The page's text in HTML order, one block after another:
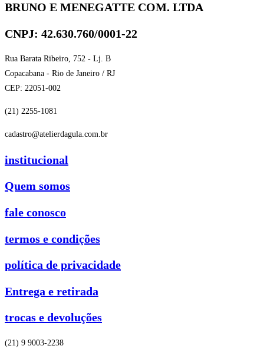
BRUNO E MENEGATTE COM. LTDA
CNPJ: 42.630.760/0001-22
Rua Barata Ribeiro, 752 - Lj. B
Copacabana - Rio de Janeiro / RJ
CEP: 22051-002
(21) 2255-1081
cadastro@atelierdagula.com.br
institucional
Quem somos
fale conosco
termos e condições
política de privacidade
Entrega e retirada
trocas e devoluções
(21) 9 9003-2238